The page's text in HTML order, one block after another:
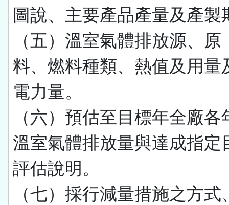
圖說、主要產品產量及產製
（五）溫室氣體排放源、原
料、燃料種類、熱值及用量
電力量。
（六）預估至目標年全廠各
溫室氣體排放量與達成指定
評估說明。
（七）採行減量措施之方式